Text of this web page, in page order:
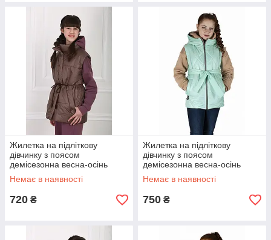
Жилетка на підліткову
дівчинку з поясом
демісезонна весна-осінь
коричнева 146-164р
Немає в наявності
720 ₴
Жилетка на підліткову
дівчинку з поясом
демісезонна весна-осінь
м'ятна 140-164р
Немає в наявності
750 ₴